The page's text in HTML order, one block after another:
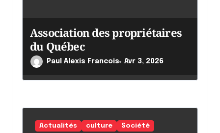
c
l
e
Association des propriétaires
du Québec
Paul Alexis Francois Avr 3, 2026
Actualités culture Société